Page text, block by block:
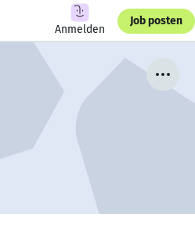
Anmelden
Job posten